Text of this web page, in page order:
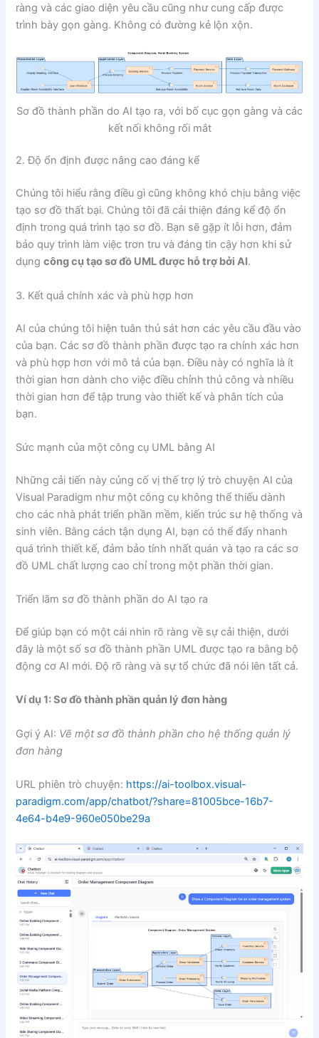
ràng và các giao diện yêu cầu cũng như cung cấp được
trình bày gọn gàng. Không có đường kẻ lộn xộn.
Sơ đồ thành phần do AI tạo ra, với bố cục gọn gàng và các
kết nối không rối mắt
2. Độ ổn định được nâng cao đáng kể
Chúng tôi hiểu rằng điều gì cũng không khó chịu bằng việc
tạo sơ đồ thất bại. Chúng tôi đã cải thiện đáng kể độ ổn
định trong quá trình tạo sơ đồ. Bạn sẽ gặp ít lỗi hơn, đảm
bảo quy trình làm việc trơn tru và đáng tin cậy hơn khi sử
dụngcông cụ tạo sơ đồ UML được hỗ trợ bởi AI.
3. Kết quả chính xác và phù hợp hơn
AI của chúng tôi hiện tuân thủ sát hơn các yêu cầu đầu vào
của bạn. Các sơ đồ thành phần được tạo ra chính xác hơn
và phù hợp hơn với mô tả của bạn. Điều này có nghĩa là ít
thời gian hơn dành cho việc điều chỉnh thủ công và nhiều
thời gian hơn để tập trung vào thiết kế và phân tích của
bạn.
Sức mạnh của một công cụ UML bằng AI
Những cải tiến này củng cố vị thế trợ lý trò chuyện AI của
Visual Paradigm như một công cụ không thể thiếu dành
cho các nhà phát triển phần mềm, kiến trúc sư hệ thống và
sinh viên. Bằng cách tận dụng AI, bạn có thể đẩy nhanh
quá trình thiết kế, đảm bảo tính nhất quán và tạo ra các sơ
đồ UML chất lượng cao chỉ trong một phần thời gian.
Triển lãm sơ đồ thành phần do AI tạo ra
Để giúp bạn có một cái nhìn rõ ràng về sự cải thiện, dưới
đây là một số sơ đồ thành phần UML được tạo ra bằng bộ
động cơ AI mới. Độ rõ ràng và sự tổ chức đã nói lên tất cả.
Ví dụ 1: Sơ đồ thành phần quản lý đơn hàng
Gợi ý AI: Vẽ một sơ đồ thành phần cho hệ thống quản lý
đơn hàng
URL phiên trò chuyện: https://ai-toolbox.visual-
paradigm.com/app/chatbot/?share=81005bce-16b7-
4e64-b4e9-960e050be29a